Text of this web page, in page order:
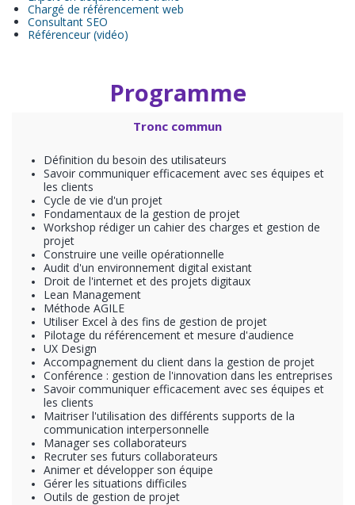
Chargé de référencement web
Consultant SEO
Référenceur (vidéo)
Programme
Tronc commun
Définition du besoin des utilisateurs
Savoir communiquer efficacement avec ses équipes et
les clients
Cycle de vie d'un projet
Fondamentaux de la gestion de projet
Workshop rédiger un cahier des charges et gestion de
projet
Construire une veille opérationnelle
Audit d'un environnement digital existant
Droit de l'internet et des projets digitaux
Lean Management
Méthode AGILE
Utiliser Excel à des fins de gestion de projet
Pilotage du référencement et mesure d'audience
UX Design
Accompagnement du client dans la gestion de projet
Conférence : gestion de l'innovation dans les entreprises
Savoir communiquer efficacement avec ses équipes et
les clients
Maitriser l'utilisation des différents supports de la
communication interpersonnelle
Manager ses collaborateurs
Recruter ses futurs collaborateurs
Animer et développer son équipe
Gérer les situations difficiles
Outils de gestion de projet